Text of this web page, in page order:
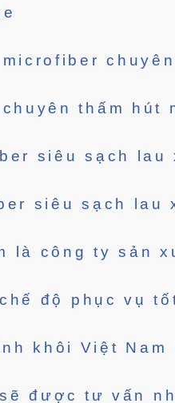
thấm hút
siêu sạch
siêu sạch lau
là công ty sản
độ phục vụ
khôi Việt
được tư vấn